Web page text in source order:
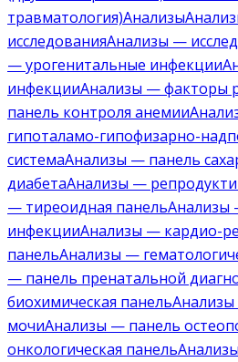
травматология)Анализы
исследованияАнализы —
— урогенитальные инфекции
инфекцииАнализы — факторы
панель контроля анемии
гипоталамо-гипофизарно-
системаАнализы — панель
диабетаАнализы —
— тиреоидная панельАнализы
инфекцииАнализы — кардио-
панельАнализы —
— панель пренатальной
биохимическая панель
мочиАнализы — панель
онкологическая панель